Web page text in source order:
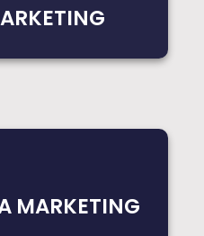
MARKETING